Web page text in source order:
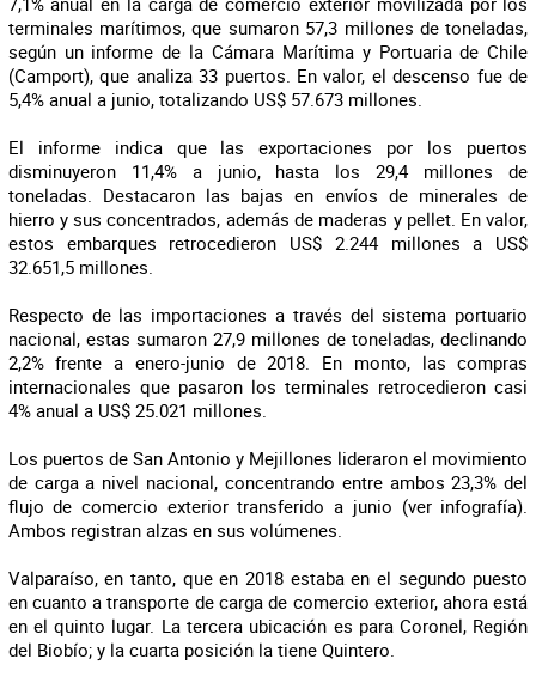
terminales marítimos, que sumaron 57,3 millones de toneladas,
según un informe de la Cámara Marítima y Portuaria de Chile
(Camport), que analiza 33 puertos. En valor, el descenso fue de
5,4% anual a junio, totalizando US$ 57.673 millones.
El informe indica que las exportaciones por los puertos
disminuyeron 11,4% a junio, hasta los 29,4 millones de
toneladas. Destacaron las bajas en envíos de minerales de
hierro y sus concentrados, además de maderas y pellet. En valor,
estos embarques retrocedieron US$ 2.244 millones a US$
32.651,5 millones.
Respecto de las importaciones a través del sistema portuario
nacional, estas sumaron 27,9 millones de toneladas, declinando
2,2% frente a enero-junio de 2018. En monto, las compras
internacionales que pasaron los terminales retrocedieron casi
4% anual a US$ 25.021 millones.
Los puertos de San Antonio y Mejillones lideraron el movimiento
de carga a nivel nacional, concentrando entre ambos 23,3% del
flujo de comercio exterior transferido a junio (ver infografía).
Ambos registran alzas en sus volúmenes.
Valparaíso, en tanto, que en 2018 estaba en el segundo puesto
en cuanto a transporte de carga de comercio exterior, ahora está
en el quinto lugar. La tercera ubicación es para Coronel, Región
del Biobío; y la cuarta posición la tiene Quintero.